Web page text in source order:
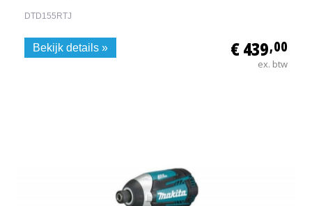
DTD155RTJ
€ 439,00
ex. btw
Bekijk details »